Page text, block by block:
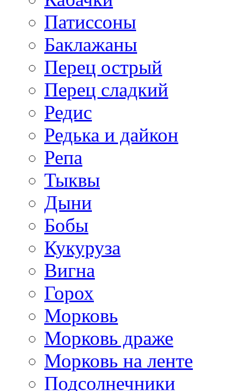
Патиссоны
Баклажаны
Перец острый
Перец сладкий
Редис
Редька и дайкон
Репа
Тыквы
Дыни
Бобы
Кукуруза
Вигна
Горох
Морковь
Морковь драже
Морковь на ленте
Подсолнечники